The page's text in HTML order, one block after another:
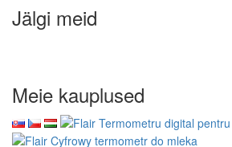
Jälgi meid
Meie kauplused